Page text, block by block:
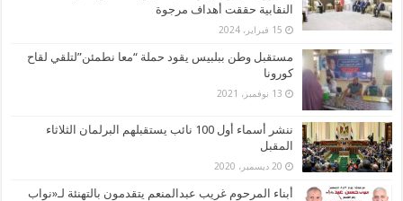
النقابية حققت أهداف مرجوة
15 فبراير، 2024
مستقبل وطن ببلبيس يقود حملة “معا نطمئن”لتلقي لقاح
كورونا
13 نوفمبر، 2021
ننشر أسماء أول 100 نائب يستقبلهم البرلمان الثلاثاء
المقبل
20 ديسمبر، 2020
أبناء المرحوم غريب عبدالمنعم يتقدمون بالتهنئة لـ«نواب